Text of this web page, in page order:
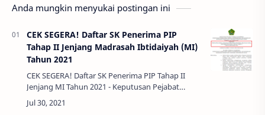
Anda mungkin menyukai postingan ini
CEK SEGERA! Daftar SK Penerima PIP
Tahap II Jenjang Madrasah Ibtidaiyah (MI)
Tahun 2021
CEK SEGERA! Daftar SK Penerima PIP Tahap II
Jenjang MI Tahun 2021 - Keputusan Pejabat
Pembuat Komitmen Direktorat Kurikulum,
Sarana, Kelembagaan, Dan Kesiswaan Madrasah